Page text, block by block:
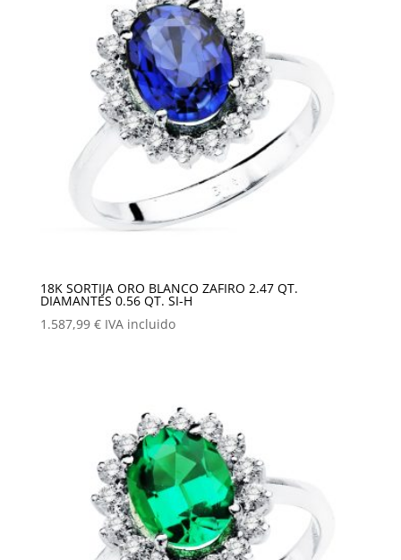
18K SORTIJA ORO BLANCO ZAFIRO 2.47 QT.
DIAMANTES 0.56 QT. SI-H
1.587,99 € IVA incluido